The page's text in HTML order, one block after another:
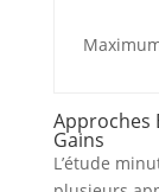
Approches
Gains
L’étude